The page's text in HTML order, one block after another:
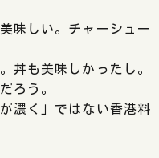
味しい。チャーシュー
丼も美味しかったし。
ろう。
濃く」ではない香港料